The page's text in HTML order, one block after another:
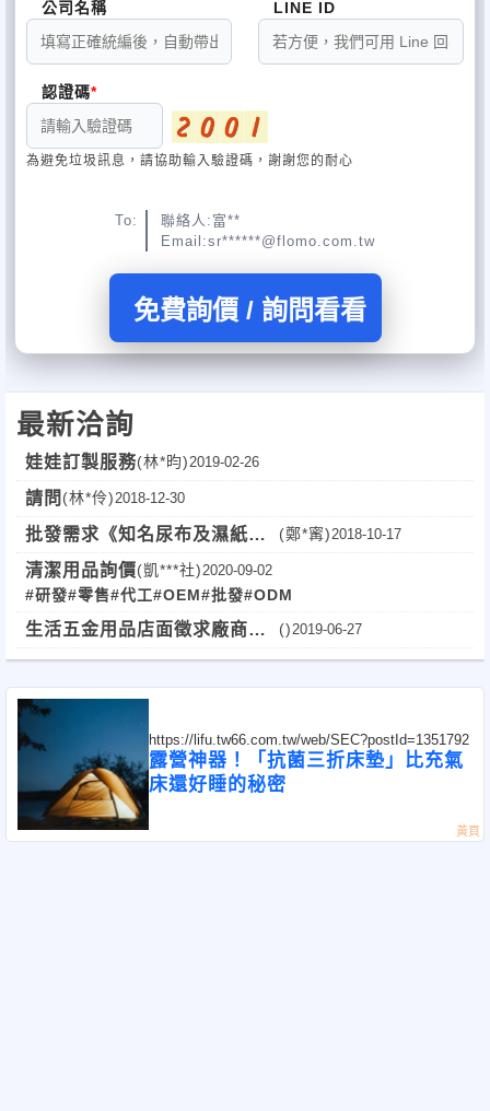
公司名稱 LINE ID
認證碼
為避免垃圾訊息，請協助輸入驗證碼，謝謝您的耐心
To:
聯絡人:富**
Email:sr******@flomo.com.tw
免費詢價 / 詢問看看
最新洽詢
娃娃訂製服務(林*昀)2019-02-26
請問 (林*伶)2018-12-30
批發需求《知名尿布及濕紙
巾》
(鄭*寗)2018-10-17
清潔用品詢價(凱***社)2020-09-02
#研發#零售#代工#OEM#批發#ODM
生活五金用品店面徵求廠商合
作
()2019-06-27
https://lifu.tw66.com.tw/web/SEC?postId=1351792
露營神器！「抗菌三折床墊」比充氣
床還好睡的秘密